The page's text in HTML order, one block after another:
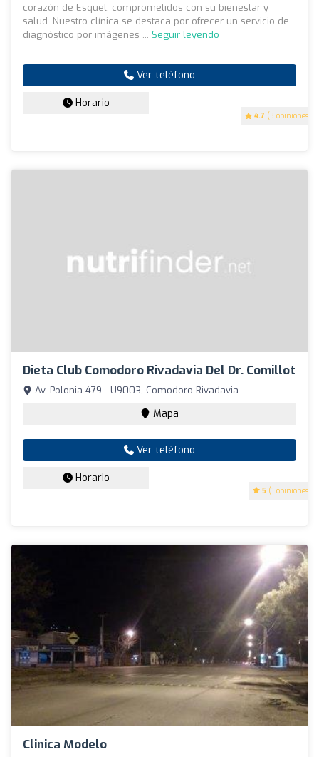
4.7 (3 opiniones)
corazón de Esquel, comprometidos con su bienestar y
salud. Nuestro clínica se destaca por ofrecer un servicio de
diagnóstico por imágenes ... Seguir leyendo
Ver teléfono
Horario
Dieta Club Comodoro Rivadavia Del Dr. Comillot
5 (1 opiniones)
Av. Polonia 479 - U9003, Comodoro Rivadavia
Mapa
Ver teléfono
Horario
Clinica Modelo